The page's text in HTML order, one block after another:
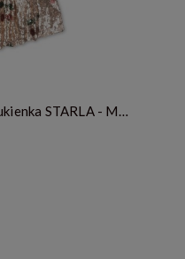
Konges Slojd - Cekinowa sukienka STARLA - MA GRANDE CERISE